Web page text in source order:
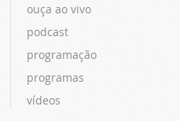
ouça ao vivo
podcast
programação
programas
vídeos